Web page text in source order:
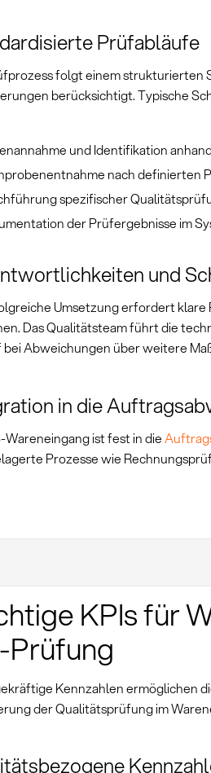
Prüfabläufe
folgt einem strukturierten
berücksichtigt. Typische
und Identifikation
nach definierten
spezifischer
der Prüfergebnisse im
und
Umsetzung erfordert
Das Qualitätsteam führt die
bei Abweichungen über weitere
in die
Wareneingang ist fest in die
Prozesse wie
KPIs für
Prüfung
Kennzahlen ermöglichen
der Qualitätsprüfung im